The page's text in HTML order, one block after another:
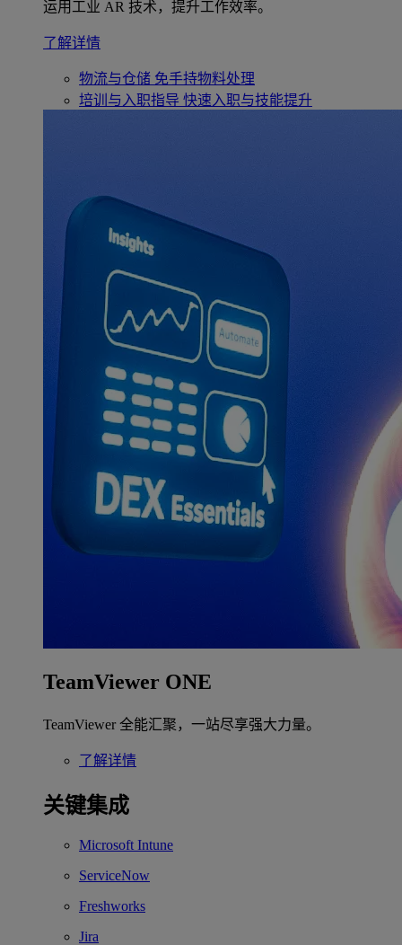
运用工业 AR 技术，提升工作效率。
了解详情
物流与仓储 免手持物料处理
培训与入职指导 快速入职与技能提升
TeamViewer ONE
TeamViewer 全能汇聚，一站尽享强大力量。
了解详情
关键集成
Microsoft Intune
ServiceNow
Freshworks
Jira